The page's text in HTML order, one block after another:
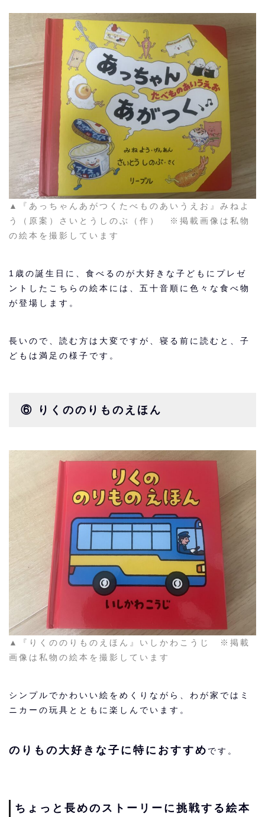
▲『あっちゃんあがつくたべものあいうえお』みねよ
う（原案）さいとうしのぶ（作） ※掲載画像は私物
の絵本を撮影しています
1歳の誕生日に、食べるのが大好きな子どもにプレゼ
ントしたこちらの絵本には、五十音順に色々な食べ物
が登場します。
長いので、読む方は大変ですが、寝る前に読むと、子
どもは満足の様子です。
⑥ りくののりものえほん
▲『りくののりものえほん』いしかわこうじ ※掲載
画像は私物の絵本を撮影しています
シンプルでかわいい絵をめくりながら、わが家ではミ
ニカーの玩具とともに楽しんでいます。
のりもの大好きな子に特におすすめ です。
ちょっと長めのストーリーに挑戦する絵本